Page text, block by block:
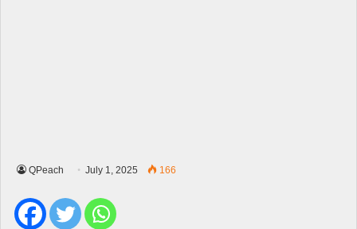
QPeach July 1, 2025 166